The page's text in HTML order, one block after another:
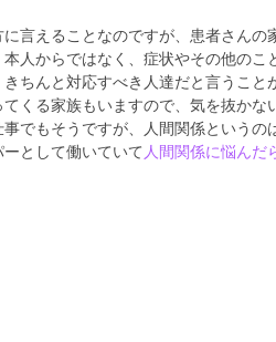
言えることなのですが、患者さん
人からではなく、症状やその他の
ちんと対応すべき人達だと言うこ
くる家族もいますので、気を抜か
でもそうですが、人間関係という
として働いていて 人間関係に悩んだ